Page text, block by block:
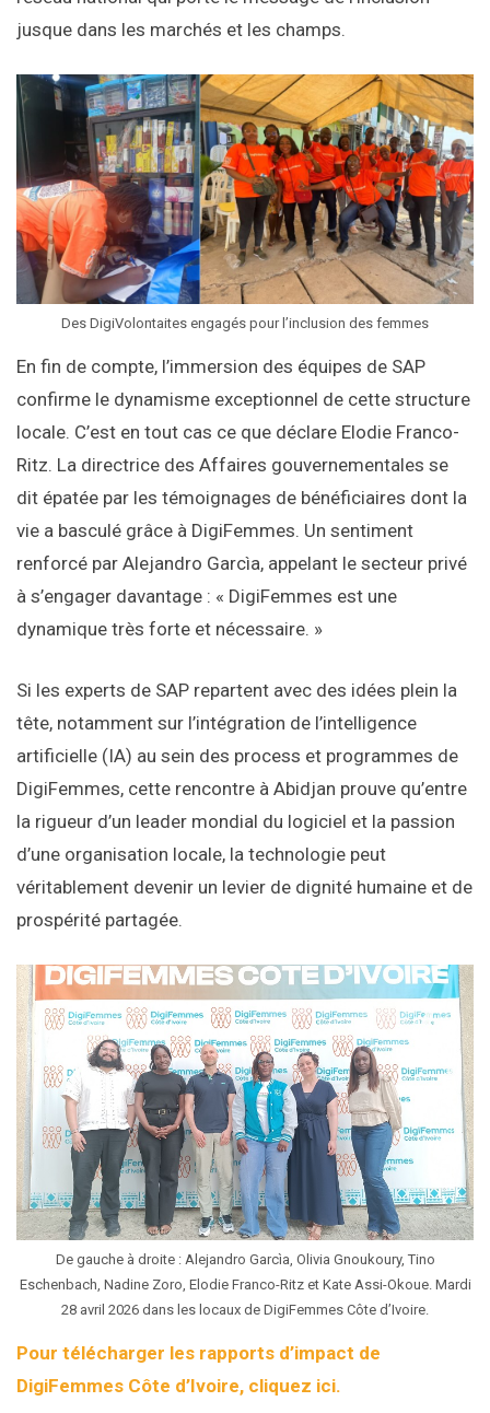
jusque dans les marchés et les champs.
Des DigiVolontaites engagés pour l’inclusion des femmes
En fin de compte, l’immersion des équipes de SAP
confirme le dynamisme exceptionnel de cette structure
locale. C’est en tout cas ce que déclare Elodie Franco-
Ritz. La directrice des Affaires gouvernementales se
dit épatée par les témoignages de bénéficiaires dont la
vie a basculé grâce à DigiFemmes. Un sentiment
renforcé par Alejandro Garcìa, appelant le secteur privé
à s’engager davantage : « DigiFemmes est une
dynamique très forte et nécessaire. »
Si les experts de SAP repartent avec des idées plein la
tête, notamment sur l’intégration de l’intelligence
artificielle (IA) au sein des process et programmes de
DigiFemmes, cette rencontre à Abidjan prouve qu’entre
la rigueur d’un leader mondial du logiciel et la passion
d’une organisation locale, la technologie peut
véritablement devenir un levier de dignité humaine et de
prospérité partagée.
De gauche à droite : Alejandro Garcìa, Olivia Gnoukoury, Tino
Eschenbach, Nadine Zoro, Elodie Franco-Ritz et Kate Assi-Okoue. Mardi
28 avril 2026 dans les locaux de DigiFemmes Côte d’Ivoire.
Pour télécharger les rapports d’impact de
DigiFemmes Côte d’Ivoire, cliquez ici.